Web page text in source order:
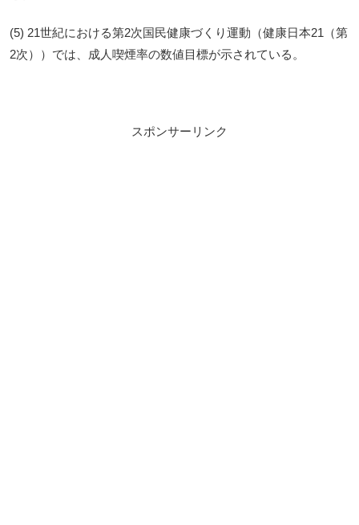
(5) 21世紀における第2次国民健康づくり運動（健康日本21（第
2次））では、成人喫煙率の数値目標が示されている。
スポンサーリンク